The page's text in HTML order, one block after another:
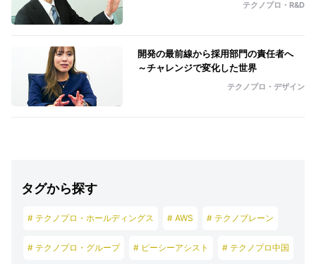
テクノプロ・R&D
開発の最前線から採用部門の責任者へ
～チャレンジで変化した世界
テクノプロ・デザイン
タグから探す
# テクノプロ・ホールディングス # AWS # テクノブレーン
# テクノプロ・グループ # ピーシーアシスト # テクノプロ中国